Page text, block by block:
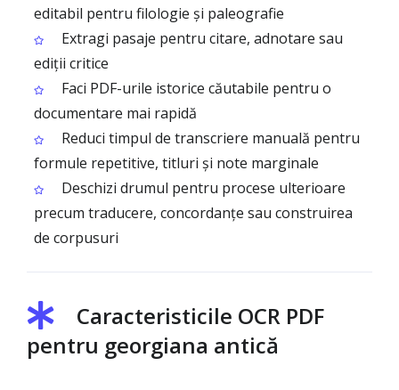
editabil pentru filologie și paleografie
Extragi pasaje pentru citare, adnotare sau
ediții critice
Faci PDF-urile istorice căutabile pentru o
documentare mai rapidă
Reduci timpul de transcriere manuală pentru
formule repetitive, titluri și note marginale
Deschizi drumul pentru procese ulterioare
precum traducere, concordanțe sau construirea
de corpusuri
Caracteristicile OCR PDF
pentru georgiana antică